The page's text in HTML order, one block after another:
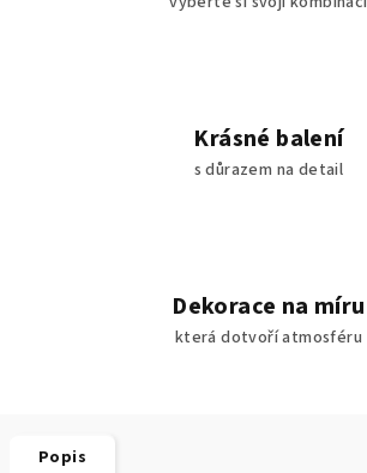
Krásné balení
s důrazem na detail
Dekorace na míru
která dotvoří atmosféru
Popis